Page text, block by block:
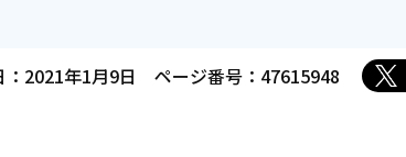
：2021年1月9日 ページ番号：47615948